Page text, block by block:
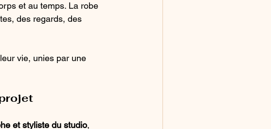
et au temps. La robe
des regards, des
vie, unies par une
et styliste du studio,